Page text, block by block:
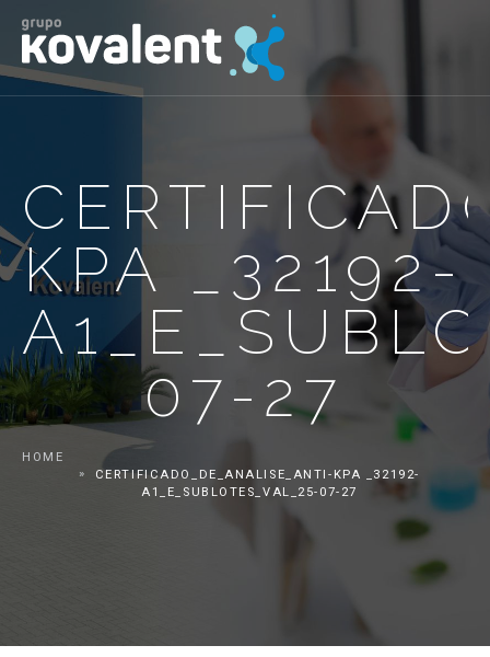
KPA _32192-
07-27
HOME
CERTIFICADO_DE_ANALISE_ANTI-KPA _32192-
A1_E_SUBLOTES_VAL_25-07-27